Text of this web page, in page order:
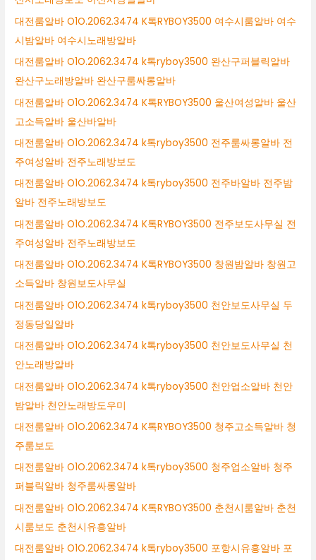
대전룸알바 O1O.2062.3474 K톡RYBOY3500 여수시룸알바 여수
시밤알바 여수시노래방알바
대전룸알바 O1O.2062.3474 k톡ryboy3500 완산구퍼블릭알바
완산구노래방알바 완산구룸싸롱알바
대전룸알바 O1O.2062.3474 K톡RYBOY3500 울산여성알바 울산
고소득알바 울산바알바
대전룸알바 O1O.2062.3474 k톡ryboy3500 전주룸싸롱알바 전
주여성알바 전주노래방보도
대전룸알바 O1O.2062.3474 k톡ryboy3500 전주바알바 전주밤
알바 전주노래방보도
대전룸알바 O1O.2062.3474 K톡RYBOY3500 전주보도사무실 전
주여성알바 전주노래방보도
대전룸알바 O1O.2062.3474 K톡RYBOY3500 창원밤알바 창원고
소득알바 창원보도사무실
대전룸알바 O1O.2062.3474 k톡ryboy3500 천안보도사무실 두
정동당일알바
대전룸알바 O1O.2062.3474 k톡ryboy3500 천안보도사무실 천
안노래방알바
대전룸알바 O1O.2062.3474 k톡ryboy3500 천안업소알바 천안
밤알바 천안노래방도우미
대전룸알바 O1O.2062.3474 K톡RYBOY3500 청주고소득알바 청
주룸보도
대전룸알바 O1O.2062.3474 k톡ryboy3500 청주업소알바 청주
퍼블릭알바 청주룸싸롱알바
대전룸알바 O1O.2062.3474 K톡RYBOY3500 춘천시룸알바 춘천
시룸보도 춘천시유흥알바
대전룸알바 O1O.2062.3474 k톡ryboy3500 포항시유흥알바 포